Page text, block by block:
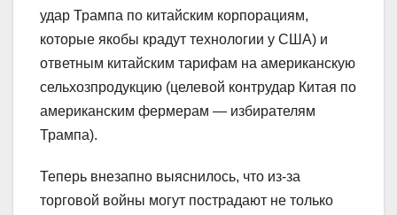
удар Трампа по китайским корпорациям,
которые якобы крадут технологии у США) и
ответным китайским тарифам на американскую
сельхозпродукцию (целевой контрудар Китая по
американским фермерам — избирателям
Трампа).
Теперь внезапно выяснилось, что из-за
торговой войны могут пострадают не только